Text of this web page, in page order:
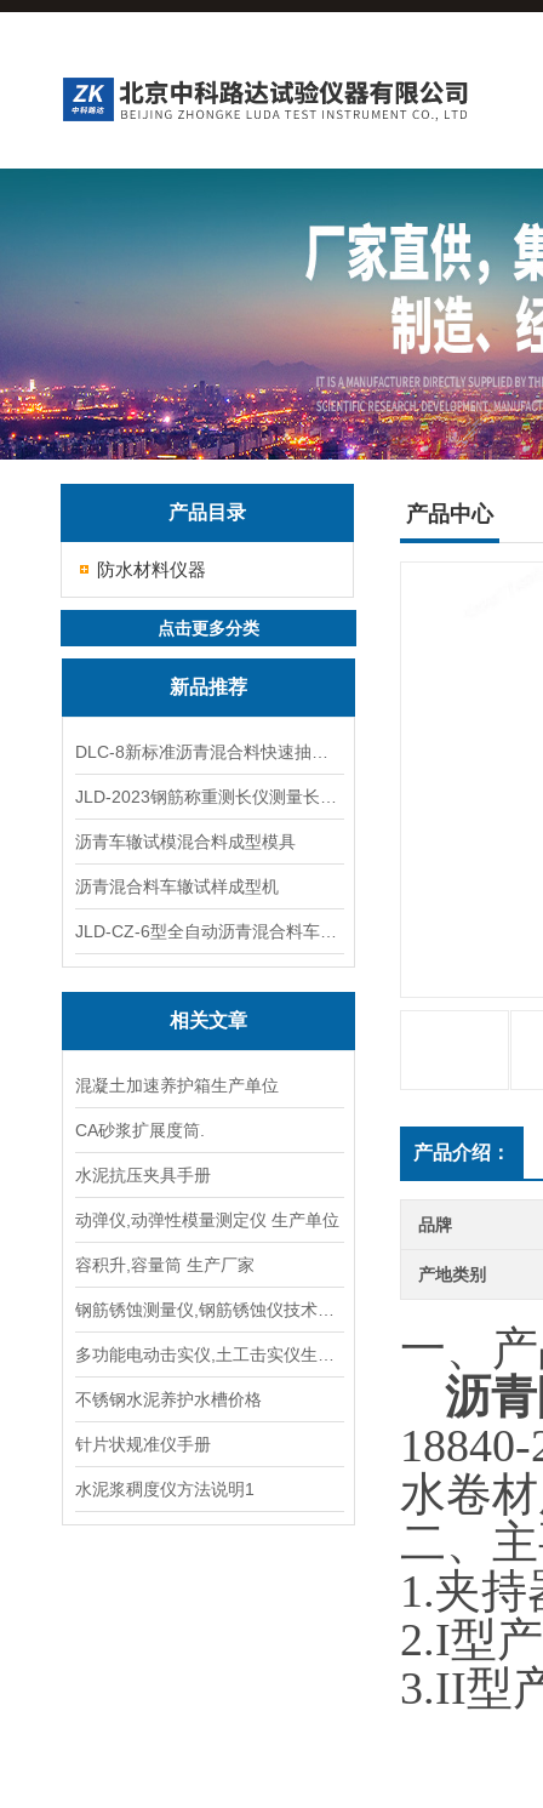
产品目录
防水材料仪器
点击更多分类
新品推荐
沥青车辙试模混合料成型模具
沥青混合料车辙试样成型机
相关文章
混凝土加速养护箱生产单位
CA砂浆扩展度筒.
水泥抗压夹具手册
动弹仪,动弹性模量测定仪 生产单位
容积升,容量筒 生产厂家
不锈钢水泥养护水槽价格
针片状规准仪手册
水泥浆稠度仪方法说明1
产品中心
产品介绍：
品牌
产地类别
一、
沥
18840-
水卷
二、
1.夹持
2.I型
3.II型